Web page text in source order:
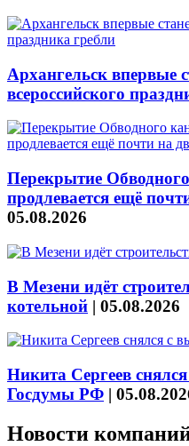
Архангельск впервые
всероссийского
Перекрытие
продлевается ещё
05.08.2026
В Мезени идёт
котельной | 05.08.2026
Никита Сергеев
Госдумы РФ |
Новости